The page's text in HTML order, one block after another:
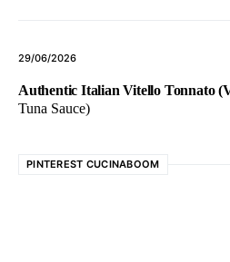
29/06/2026
Authentic Italian Vitello Tonnato
Tuna Sauce)
PINTEREST CUCINABOOM